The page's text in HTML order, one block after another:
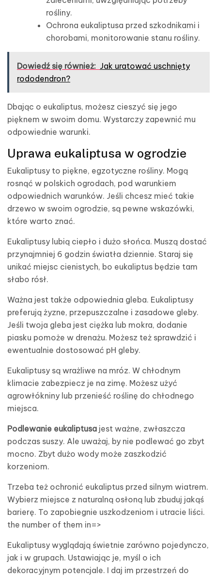
rośliny.
Ochrona eukaliptusa przed szkodnikami i
chorobami, monitorowanie stanu rośliny.
Dowiedź się również: Jak uratować uschnięty
rododendron?
Dbając o eukaliptus, możesz cieszyć się jego
pięknem w swoim domu. Wystarczy zapewnić mu
odpowiednie warunki.
Uprawa eukaliptusa w ogrodzie
Eukaliptusy to piękne, egzotyczne rośliny. Mogą
rosnąć w polskich ogrodach, pod warunkiem
odpowiednich warunków. Jeśli chcesz mieć takie
drzewo w swoim ogrodzie, są pewne wskazówki,
które warto znać.
Eukaliptusy lubią ciepło i dużo słońca. Muszą dostać
przynajmniej 6 godzin światła dziennie. Staraj się
unikać miejsc cienistych, bo eukaliptus będzie tam
słabo rósł.
Ważna jest także odpowiednia gleba. Eukaliptusy
preferują żyzne, przepuszczalne i zasadowe gleby.
Jeśli twoja gleba jest ciężka lub mokra, dodanie
piasku pomoże w drenażu. Możesz też sprawdzić i
ewentualnie dostosować pH gleby.
Eukaliptusy są wrażliwe na mróz. W chłodnym
klimacie zabezpiecz je na zimę. Możesz użyć
agrowłókniny lub przenieść roślinę do chłodnego
miejsca.
Podlewanie eukaliptusa jest ważne, zwłaszcza
podczas suszy. Ale uważaj, by nie podlewać go zbyt
mocno. Zbyt dużo wody może zaszkodzić
korzeniom.
Trzeba też ochronić eukaliptus przed silnym wiatrem.
Wybierz miejsce z naturalną osłoną lub zbuduj jakąś
barierę. To zapobiegnie uszkodzeniom i utracie liści.
the number of them in=>
Eukaliptusy wyglądają świetnie zarówno pojedynczo,
jak i w grupach. Ustawiając je, myśl o ich
dekoracyjnym potencjale. I daj im przestrzeń do